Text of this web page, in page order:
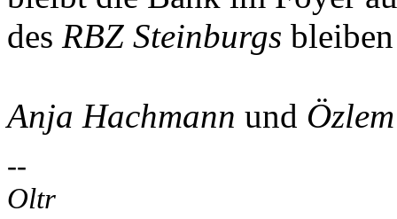
des RBZ Steinburgs
Anja Hachmann und
--
Oltr